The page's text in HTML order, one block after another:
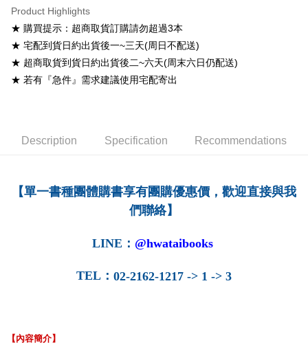
NT$60/order
7-11取貨付款
NT$60/order
付款後7-11取貨
NT$100/order
NT$160/order
Product Highlights
★ 購買提示：超商取貨訂購請勿超過3本
★ 宅配到貨日約出貨後一~三天(周日不配送)
★ 超商取貨到貨日約出貨後二~六天(周末六日仍配送)
★ 若有『急件』需求建議使用宅配寄出
Description Specification Recommendations
【單一書種團體購書享有團購優惠價，歡迎直接與我
們聯絡】
LINE ： @hwataibooks
TEL ： 02-2162-1217 -> 1 -> 3
【內容簡介】